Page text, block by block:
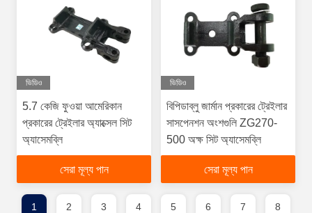
ভিডিও
5.7 কেজি ফুওয়া আমেরিকান
প্রকারের ট্রেইলার অ্যাক্সেল সিট
অ্যাসেমব্লি
সেরা মূল্য পান
ভিডিও
বিপিডাব্লু জার্মান প্রকারের ট্রেইলার
সাসপেনশন অংশগুলি ZG270-
500 অক্ষ সিট অ্যাসেমব্লি
সেরা মূল্য পান
1 2 3 4 5 6 7 8